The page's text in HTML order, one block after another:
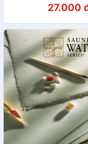
27.000